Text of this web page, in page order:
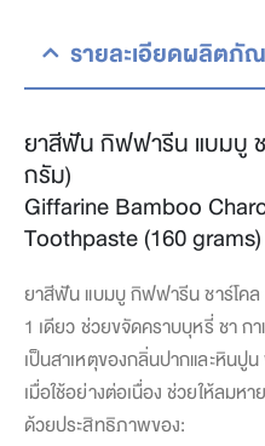
รายละเอียดผลิตภั
ยาสีฟัน กิฟฟารีน แบมบู ช
กรัม)
Giffarine Bamboo
Toothpaste (160 grams)
ยาสีฟัน แบมบู กิฟฟารีน ชาร์โค
1 เดียว ช่วยขจัดคราบบุหรี่ ชา
เป็นสาเหตุของกลิ่นปากและหิน
เมื่อใช้อย่างต่อเนื่อง ช่วยให้ลม
ด้วยประสิทธิภาพของ: